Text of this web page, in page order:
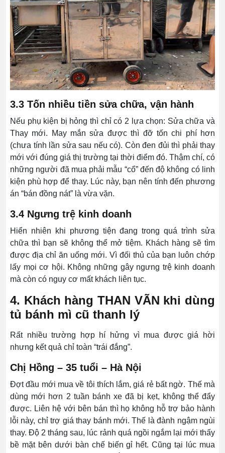
3.3 Tốn nhiều tiền sửa chữa, vận hành
Nếu phụ kiện bị hỏng thì chỉ có 2 lựa chọn: Sửa chữa và
Thay mới. May mắn sửa được thì đỡ tốn chi phí hơn
(chưa tính lần sửa sau nếu có). Còn đen đủi thì phải thay
mới với đúng giá thị trường tại thời điểm đó. Thậm chí, có
những người đã mua phải mẫu “cổ” đến độ không có linh
kiện phù hợp để thay. Lúc này, bạn nên tính đến phương
án “bán đồng nát” là vừa vặn.
3.4 Ngưng trệ kinh doanh
Hiển nhiên khi phương tiện đang trong quá trình sửa
chữa thì bạn sẽ không thể mở tiệm. Khách hàng sẽ tìm
được địa chỉ ăn uống mới. Vì đối thủ của bạn luôn chớp
lấy mọi cơ hội. Không những gây ngưng trệ kinh doanh
mà còn có nguy cơ mất khách liên tục.
4. Khách hàng THAN VÃN khi dùng
tủ bánh mì cũ thanh lý
Rất nhiều trường hợp hí hửng vì mua được giá hời
nhưng kết quả chỉ toàn “trái đắng”.
Chị Hồng – 35 tuổi – Hà Nội
Đợt đầu mới mua về tôi thích lắm, giá rẻ bất ngờ. Thế mà
dùng mới hơn 2 tuần bánh xe đã bị kẹt, không thể đẩy
được. Liên hệ với bên bán thì họ không hỗ trợ bảo hành
lỗi này, chỉ trợ giá thay bánh mới. Thế là đành ngậm ngùi
thay. Độ 2 tháng sau, lúc rảnh quá ngồi ngắm lại mới thấy
bề mặt bên dưới bàn chế biến gỉ hết. Cũng tại lúc mua